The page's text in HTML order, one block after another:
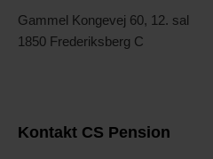
Gammel Kongevej 60, 12. sal
1850 Frederiksberg C
Kontakt CS Pension